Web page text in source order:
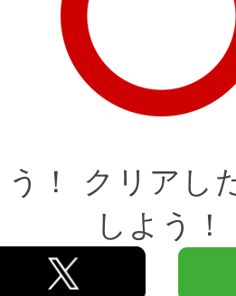
！ クリアし
しよう！